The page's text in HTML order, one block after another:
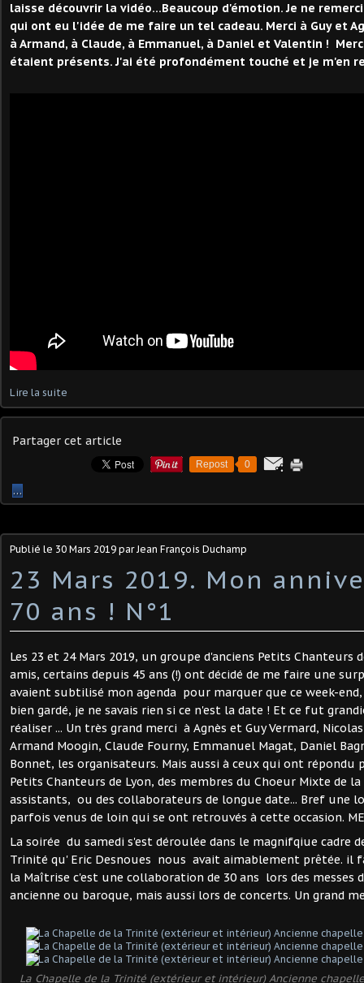
laisse découvrir la vidéo...Beaucoup d'émotion. Je ne
qui ont eu l'idée de me faire un tel cadeau. Merci à Guy et
à Armand, à Claude, à Emmanuel, à Daniel et Valentin !
étaient présents. J'ai été profondément touché et je m'en
Lire la suite
Partager cet article
Repost 0
…
Publié le 30 Mars 2019 par Jean François Duchamp
23 Mars 2019. Mon
70 ans ! N°1
Les 23 et 24 Mars 2019, un groupe d'anciens Petits Chanteurs
amis, certains depuis 45 ans (!) ont décidé de me faire une
avaient subtilisé mon agenda pour marquer que ce week-
bien gardé, je ne savais rien si ce n'est la date ! Et ce fut
réaliser ... Un très grand merci à Agnès et Guy Vermard,
Armand Moogin, Claude Fourny, Emmanuel Magat, Daniel
Bonnet, les organisateurs. Mais aussi à ceux qui ont répondu
Petits Chanteurs de Lyon, des membres du Choeur Mixte de
assistants, ou des collaborateurs de longue date... Bref une
parfois venus de loin qui se ont retrouvés à cette occasion.
La soirée du samedi s'est déroulée dans le magnifqiue cadre
Trinité qu' Eric Desnoues nous avait aimablement prêtée. il
la Maîtrise c'est une collaboration de 30 ans lors des messes
ancienne ou baroque, mais aussi lors de concerts. Un grand
La Chapelle de la Trinité (extérieur et intérieur) Ancienne